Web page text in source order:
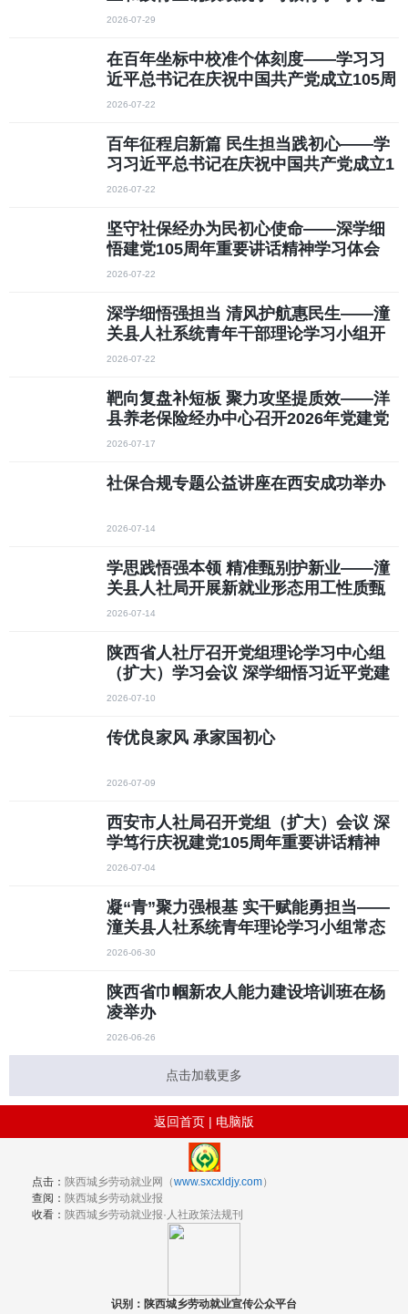
2026-07-29
在百年坐标中校准个体刻度——学习习
近平总书记在庆祝中国共产党成立105周
年大会上的重要讲话交流稿
2026-07-22
百年征程启新篇 民生担当践初心——学
习习近平总书记在庆祝中国共产党成立1
05周年大会重要讲话心得体会
2026-07-22
坚守社保经办为民初心使命——深学细
悟建党105周年重要讲话精神学习体会
2026-07-22
深学细悟强担当 清风护航惠民生——潼
关县人社系统青年干部理论学习小组开
展7月集中学习
2026-07-22
靶向复盘补短板 聚力攻坚提质效——洋
县养老保险经办中心召开2026年党建党
风廉政建设暨上半年工作总结会议
2026-07-17
社保合规专题公益讲座在西安成功举办
2026-07-14
学思践悟强本领 精准甄别护新业——潼
关县人社局开展新就业形态用工性质甄
别专题学习研讨
2026-07-14
陕西省人社厅召开党组理论学习中心组
（扩大）学习会议 深学细悟习近平党建
思想 以高质量党建引领人社事业高质量
2026-07-10
传优良家风 承家国初心
2026-07-09
西安市人社局召开党组（扩大）会议 深
学笃行庆祝建党105周年重要讲话精神
聚力稳就业保民生防风险 推动人社事业
2026-07-04
凝“青”聚力强根基 实干赋能勇担当——
潼关县人社系统青年理论学习小组常态
化学习取得阶段性成效
2026-06-30
陕西省巾帼新农人能力建设培训班在杨
凌举办
2026-06-26
点击加载更多
返回首页 | 电脑版
点击： 陕西城乡劳动就业网（www.sxcxldjy.com）
查阅： 陕西城乡劳动就业报
收看： 陕西城乡劳动就业报·人社政策法规刊
识别：陕西城乡劳动就业宣传公众平台